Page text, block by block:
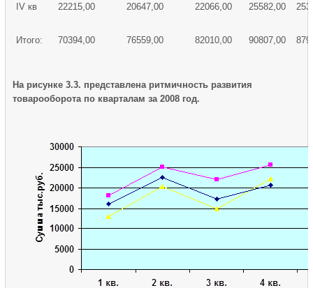
IV кв 22215,00 20647,00 22066,00 25582,00
Итого: 70394,00 76559,00 82010,00 90807,00
На рисунке 3.3. представлена ритмичность развития
товарооборота по кварталам за 2008 год.